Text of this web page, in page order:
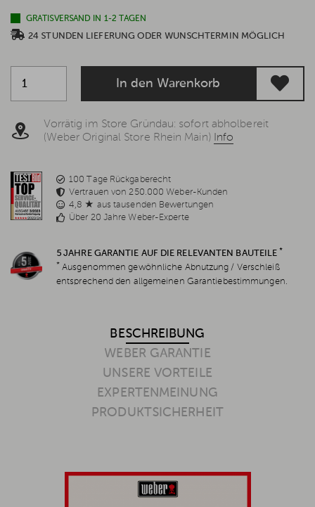
GRATISVERSAND IN 1-2 TAGEN
24 STUNDEN LIEFERUNG ODER WUNSCHTERMIN MÖGLICH
In den Warenkorb
Vorrätig im Store Gründau: sofort abholbereit
(Weber Original Store Rhein Main) Info
100 Tage Rückgaberecht
Vertrauen von 250.000 Weber-Kunden
4,8 ★ aus tausenden Bewertungen
Über 20 Jahre Weber-Experte
5 JAHRE GARANTIE AUF DIE RELEVANTEN BAUTEILE *
* Ausgenommen gewöhnliche Abnutzung / Verschleiß
entsprechend den allgemeinen Garantiebestimmungen.
BESCHREIBUNG
WEBER GARANTIE
UNSERE VORTEILE
EXPERTENMEINUNG
PRODUKTSICHERHEIT